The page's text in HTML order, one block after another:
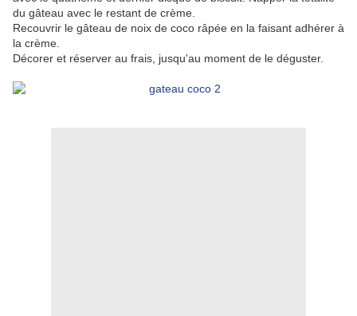
du gâteau avec le restant de crème.
Recouvrir le gâteau de noix de coco râpée en la faisant adhérer à
la crème.
Décorer et réserver au frais, jusqu'au moment de le déguster.